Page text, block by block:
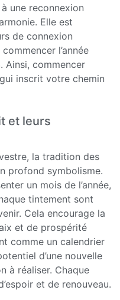
une reconnexion
Elle est
de connexion
l’année
Ainsi, commencer
inscrit votre chemin
et leurs
la tradition des
profond symbolisme.
un mois de l’année,
tintement sont
Cela encourage la
et de prospérité
comme un calendrier
d’une nouvelle
à réaliser. Chaque
et de renouveau.